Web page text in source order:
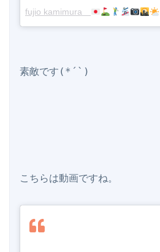
fujio kamimura
素敵です(*´`)
こちらは動画ですね。